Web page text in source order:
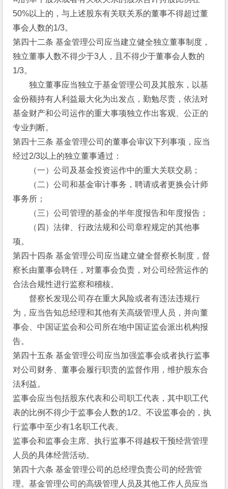
50%以上的，与上述股东有关联关系的董事不得超过董
事会人数的1/3。
第四十二条 基金管理公司应当建立健全独立董事制度，
独立董事人数不得少于3人，且不得少于董事会人数的
1/3。
独立董事应当独立于基金管理公司及其股东，以基
金份额持有人利益最大化为出发点，勤勉尽责，依法对
基金财产和公司运作的重大事项独立作出客观、公正的
专业判断。
第四十三条 基金管理公司的董事会审议下列事项，应当
经过2/3以上的独立董事通过：
（一）公司及基金投资运作中的重大关联交易；
（二）公司和基金审计事务，聘请或者更换会计师
事务所；
（三）公司管理的基金的半年度报告和年度报告；
（四）法律、行政法规和公司章程规定的其他事
项。
第四十四条 基金管理公司应当建立健全督察长制度，督
察长由董事会聘任，对董事会负责，对公司经营运作的
合法合规性进行监察和稽核。
督察长发现公司存在重大风险或者有违法违规行
为，应当告知总经理和其他有关高级管理人员，并向董
事会、中国证监会和公司所在地中国证监会派出机构报
告。
第四十五条 基金管理公司应当加强监事会或者执行监事
对公司财务、董事会履行职责的监督作用，维护股东合
法利益。
监事会应当包括股东代表和公司职工代表，其中职工代
表的比例不得少于监事会人数的1/2。不设监事会的，执
行监事中至少有1名职工代表。
监事会和监事会主席、执行监事不得越权干预经营管理
人员的具体经营活动。
第四十六条 基金管理公司的总经理负责公司的经营管
理。基金管理公司的高级管理人员及其他工作人员应当